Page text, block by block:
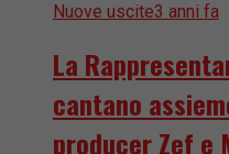
Nuove uscite3 anni fa
La
cantano
producer Zef e